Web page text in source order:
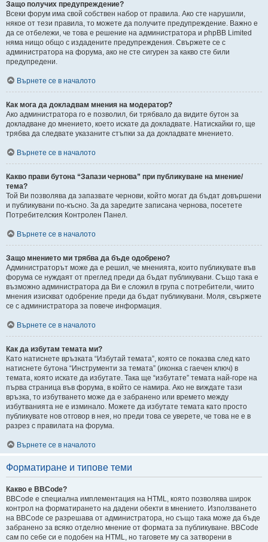
Защо получих предупреждение?
Всеки форум има свой собствен набор от правила. Ако сте нарушили,
някое от тези правила, то можете да получите предупреждение. Важно е
да се отбележи, че това е решение на администратора и phpBB Limited
няма нищо общо с издадените предупреждения. Свържете се с
администратора на форума, ако не сте сигурен за какво сте били
предупредени.
Върнете се в началото
Как мога да докладвам мнения на модератор?
Ако администратора го е позволил, би трябвало да видите бутон за
докладване до мнението, което искате да докладвате. Натискайки го, ще
трябва да следвате указаните стъпки за да докладвате мнението.
Върнете се в началото
Какво прави бутона “Запази чернова” при публикуване на мнение/
тема?
Той Ви позволява да запазвате чернови, който могат да бъдат довършени
и публикувани по-късно. За да заредите записана чернова, посетете
Потребителския Контролен Панел.
Върнете се в началото
Защо мнението ми трябва да бъде одобрено?
Администраторът може да е решил, че мненията, които публикувате във
форума се нуждаят от преглед преди да бъдат публикувани. Също така е
възможно администратора да Ви е сложил в група с потребители, чиито
мнения изискват одобрение преди да бъдат публикувани. Моля, свържете
се с администратора за повече информация.
Върнете се в началото
Как да избутам темата ми?
Като натиснете връзката “Избутай темата”, която се показва след като
натиснете бутона “Инструменти за темата” (иконка с гаечен ключ) в
темата, която искате да избутате. Така ще “избутате” темата най-горе на
първа страница във форума, в който се намира. Ако не виждате тази
връзка, то избутването може да е забранено или времето между
избутванията не е изминало. Можете да избутате темата като просто
публикувате нов отговор в нея, но преди това се уверете, че това не е в
разрез с правилата на форума.
Върнете се в началото
Форматиране и типове теми
Какво е BBCode?
BBCode е специална имплементация на HTML, която позволява широк
контрол на форматирането на дадени обекти в мнението. Използването
на BBCode се разрешава от администратора, но също така може да бъде
забранено за всяко отделно мнение от формата за публикуване. BBCode
сам по себе си е подобен на HTML, но таговете му са затворени в